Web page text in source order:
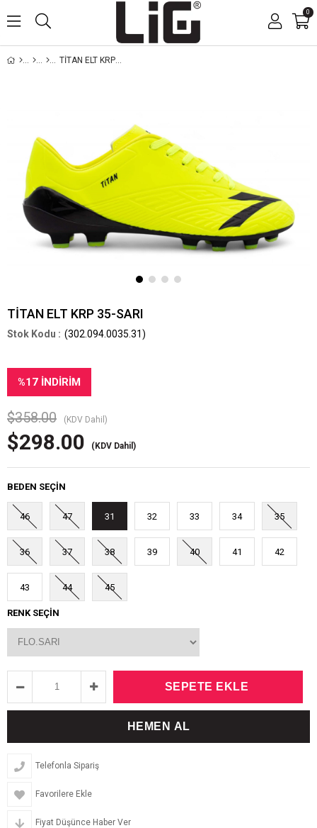
0
TİTAN ELT KRP 35-SARI
TİTAN ELT KRP 35-SARI
(302.094.0035.31)
%17 İNDIRIM
$358.00 (KDV Dahil)
$298.00 (KDV Dahil)
BEDEN SEÇİN
46 47 31 32 33 34 35
36 37 38 39 40 41 42
43 44 45
RENK SEÇİN
Telefonla Sipariş
Favorilere Ekle
Fiyat Düşünce Haber Ver